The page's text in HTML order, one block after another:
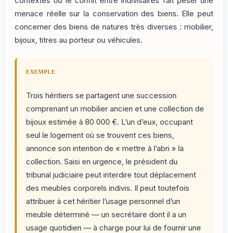
menace réelle sur la conservation des biens. Elle peut
concerner des biens de natures très diverses : mobilier,
bijoux, titres au porteur ou véhicules.
EXEMPLE
Trois héritiers se partagent une succession
comprenant un mobilier ancien et une collection de
bijoux estimée à 80 000 €. L’un d’eux, occupant
seul le logement où se trouvent ces biens,
annonce son intention de « mettre à l’abri » la
collection. Saisi en urgence, le président du
tribunal judiciaire peut interdire tout déplacement
des meubles corporels indivis. Il peut toutefois
attribuer à cet héritier l’usage personnel d’un
meuble déterminé — un secrétaire dont il a un
usage quotidien — à charge pour lui de fournir une